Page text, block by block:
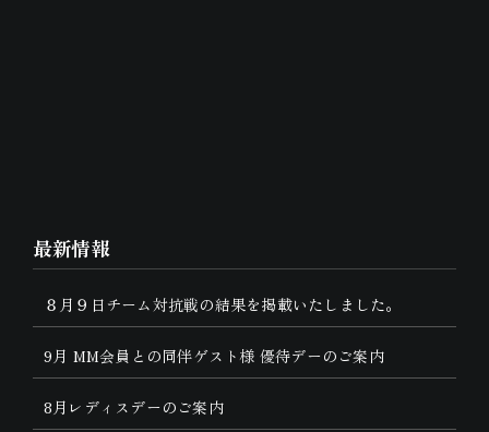
最新情報
８月９日チーム対抗戦の結果を掲載いたしました。
9月 MM会員との同伴ゲスト様 優待デーのご案内
8月レディスデーのご案内